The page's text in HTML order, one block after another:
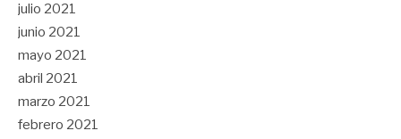
julio 2021
junio 2021
mayo 2021
abril 2021
marzo 2021
febrero 2021